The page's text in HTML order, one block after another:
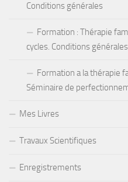
Conditions générales
Formation : Thérapie
cycles. Conditions
Formation a la thérapie
Séminaire de
Mes Livres
Travaux Scientifiques
Enregistrements